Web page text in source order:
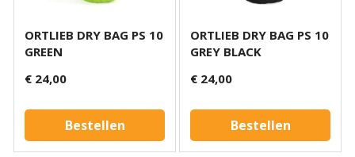
ORTLIEB DRY BAG PS 10
GREEN
€ 24,00
Bestellen
ORTLIEB DRY BAG PS 10
GREY BLACK
€ 24,00
Bestellen